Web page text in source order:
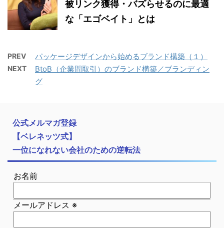
被リンク獲得・バズらせるのに最適
な「エゴベイト」とは
PREV パッケージデザインから始めるブランド構築（１）
NEXT
BtoB（企業間取引）のブランド構築／ブランディン
グ
公式メルマガ登録
【ベレネッツ式】
一位になれない会社のための逆転法
お名前
メールアドレス ※